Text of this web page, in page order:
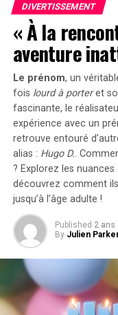
‍Asakawa allie
produit à une‌
fabrication. ​Cette
l’harmonie entre le
pas surprenant que
marque, basée à
compte déjà 32
de la Scandinavie
Vers une
Forte
Cependant,
produits
l’impression que
développement.
vêtements
peaufiner l’univers
DIVERTISSEMENT
« À la
aventure
Le prénom, un
fois lourd à porteret
fascinante, le
expérience avec un
retrouve entouré
alias : Hugo D..
? Explorez les
découvrez comment
jusqu’à l’âge adulte !
Published 2 ans
By Julien